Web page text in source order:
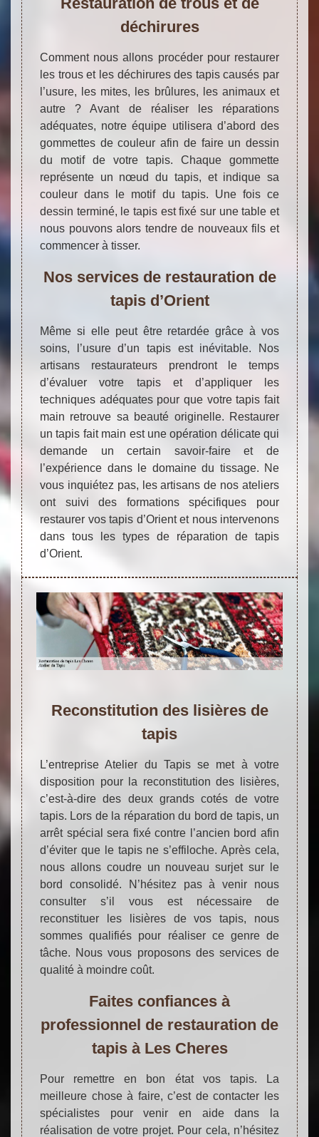
déchirures
Comment nous allons procéder pour restaurer
les trous et les déchirures des tapis causés par
l’usure, les mites, les brûlures, les animaux et
autre ? Avant de réaliser les réparations
adéquates, notre équipe utilisera d’abord des
gommettes de couleur afin de faire un dessin
du motif de votre tapis. Chaque gommette
représente un nœud du tapis, et indique sa
couleur dans le motif du tapis. Une fois ce
dessin terminé, le tapis est fixé sur une table et
nous pouvons alors tendre de nouveaux fils et
commencer à tisser.
Nos services de restauration de
tapis d’Orient
Même si elle peut être retardée grâce à vos
soins, l’usure d’un tapis est inévitable. Nos
artisans restaurateurs prendront le temps
d’évaluer votre tapis et d’appliquer les
techniques adéquates pour que votre tapis fait
main retrouve sa beauté originelle. Restaurer
un tapis fait main est une opération délicate qui
demande un certain savoir-faire et de
l’expérience dans le domaine du tissage. Ne
vous inquiétez pas, les artisans de nos ateliers
ont suivi des formations spécifiques pour
restaurer vos tapis d’Orient et nous intervenons
dans tous les types de réparation de tapis
d’Orient.
Reconstitution des lisières de
tapis
L’entreprise Atelier du Tapis se met à votre
disposition pour la reconstitution des lisières,
c’est-à-dire des deux grands cotés de votre
tapis. Lors de la réparation du bord de tapis, un
arrêt spécial sera fixé contre l’ancien bord afin
d’éviter que le tapis ne s’effiloche. Après cela,
nous allons coudre un nouveau surjet sur le
bord consolidé. N’hésitez pas à venir nous
consulter s’il vous est nécessaire de
reconstituer les lisières de vos tapis, nous
sommes qualifiés pour réaliser ce genre de
tâche. Nous vous proposons des services de
qualité à moindre coût.
Faites confiances à
professionnel de restauration de
tapis à Les Cheres
Pour remettre en bon état vos tapis. La
meilleure chose à faire, c’est de contacter les
spécialistes pour venir en aide dans la
réalisation de votre projet. Pour cela, n’hésitez